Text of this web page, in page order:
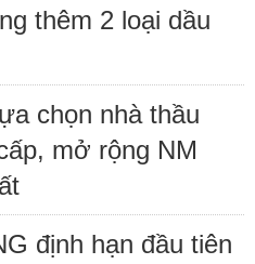
thêm 2 loại dầu
chọn nhà thầu
mở rộng NM
định hạn đầu tiên